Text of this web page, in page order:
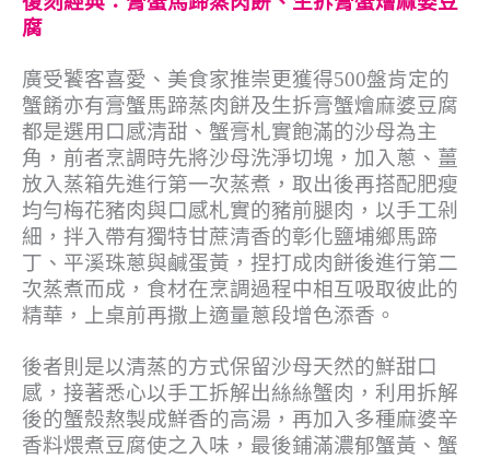
腐
廣受饕客喜愛、美食家推崇更獲得500盤肯定的
蟹餚亦有膏蟹馬蹄蒸肉餅及生拆膏蟹燴麻婆豆腐
都是選用口感清甜、蟹膏札實飽滿的沙母為主
角，前者烹調時先將沙母洗淨切塊，加入蔥、薑
放入蒸箱先進行第一次蒸煮，取出後再搭配肥瘦
均勻梅花豬肉與口感札實的豬前腿肉，以手工剁
細，拌入帶有獨特甘蔗清香的彰化鹽埔鄉馬蹄
丁、平溪珠蔥與鹹蛋黃，捏打成肉餅後進行第二
次蒸煮而成，食材在烹調過程中相互吸取彼此的
精華，上桌前再撒上適量蔥段增色添香。
後者則是以清蒸的方式保留沙母天然的鮮甜口
感，接著悉心以手工拆解出絲絲蟹肉，利用拆解
後的蟹殼熬製成鮮香的高湯，再加入多種麻婆辛
香料煨煮豆腐使之入味，最後鋪滿濃郁蟹黃、蟹